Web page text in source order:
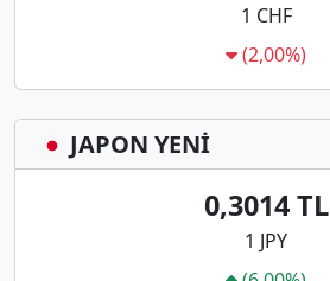
1 CHF
(2,00%)
JAPON YENİ
0,3014 TL
1 JPY